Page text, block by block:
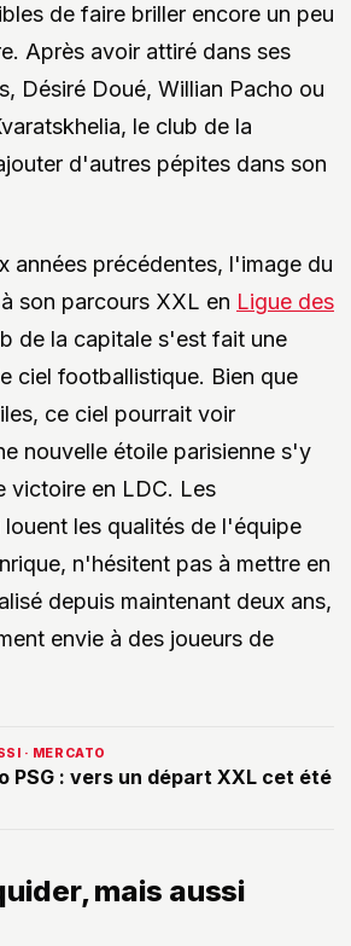
de faire briller encore un peu
Après avoir attiré dans ses
Désiré Doué, Willian Pacho ou
le club de la
d'autres pépites dans son
années précédentes, l'image du
son parcours XXL en Ligue des
de la capitale s'est fait une
ciel footballistique. Bien que
ce ciel pourrait voir
nouvelle étoile parisienne s'y
victoire en LDC. Les
les qualités de l'équipe
n'hésitent pas à mettre en
depuis maintenant deux ans,
envie à des joueurs de
· MERCATO
PSG : vers un départ XXL cet été
mais aussi